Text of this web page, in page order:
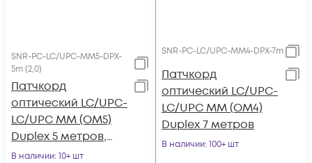
SNR-PC-LC/UPC-MM5-DPX-
5m (2,0)
Патчкорд
оптический LC/UPC-
LC/UPC MM (OM5)
Duplex 5 метров,
2мм
В наличии: 10+ шт
SNR-PC-LC/UPC-MM4-DPX-7m
Патчкорд
оптический LC/UPC-
LC/UPC MM (OM4)
Duplex 7 метров
В наличии: 100+ шт